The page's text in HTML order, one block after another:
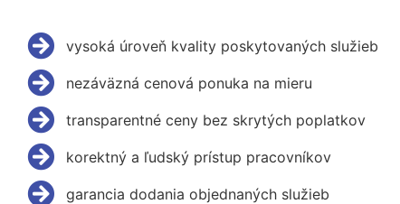
vysoká úroveň kvality poskytovaných služieb
nezáväzná cenová ponuka na mieru
transparentné ceny bez skrytých poplatkov
korektný a ľudský prístup pracovníkov
garancia dodania objednaných služieb